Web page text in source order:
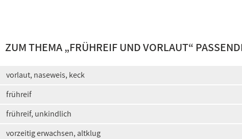
ZUM THEMA „FRÜHREIF UND VORLAUT“
vorlaut, naseweis, keck
frühreif
frühreif, unkindlich
vorzeitig erwachsen, altklug